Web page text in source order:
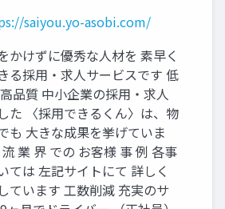
saiyou.yo-asobi.com/
かけずに優秀な人材を 素早く
る採用・求人サービスです 低
品質 中小企業の採用・求人
た 〈採用できるくん〉は、物
も 大きな成果を挙げていま
業 界 での お客様 事 例 各事
ては 左記サイトにて 詳しく
ています 工数削減 充実のサ